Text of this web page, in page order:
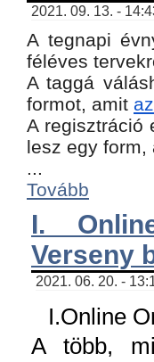
2021. 09. 13. -
A tegnapi
féléves
A taggá
formot, amit
A regisztráció
lesz egy
...
Tovább
I.
Verseny
2021. 06. 20. -
I.Online
A több,